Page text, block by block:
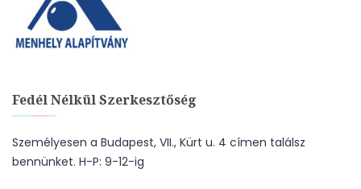
Fedél Nélkül Szerkesztőség
Személyesen a Budapest, VII., Kürt u. 4 címen találsz
bennünket. H-P: 9-12-ig